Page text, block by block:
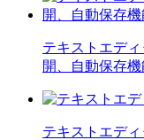
テキストエデ
開、自動保存
テキストエデ